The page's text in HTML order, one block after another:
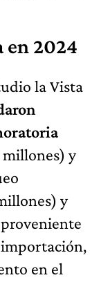
2024
la Vista
millones) y
y
en el